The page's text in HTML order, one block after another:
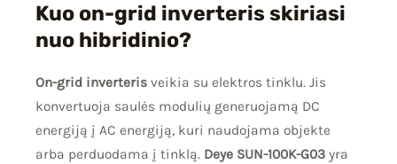
Kuo on-grid inverteris skiriasi
nuo hibridinio?
On-grid inverteris veikia su elektros tinklu. Jis
konvertuoja saulės modulių generuojamą DC
energiją į AC energiją, kuri naudojama objekte
arba perduodama į tinklą. Deye SUN-100K-G03 yra